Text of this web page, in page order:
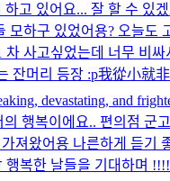
고 있어요... 잘 할 수 있
모하구 있었어용? 오늘도
사고싶었는데 너무 비싸
잔머리 등장 :p我從小就
devastating, and
행복이에요.. 편의점 군
왔어용 나른하게 듣기
복한 날들을 기대하며